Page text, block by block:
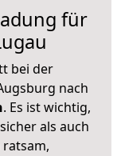
für
bei der
nach
. Es ist wichtig,
als auch